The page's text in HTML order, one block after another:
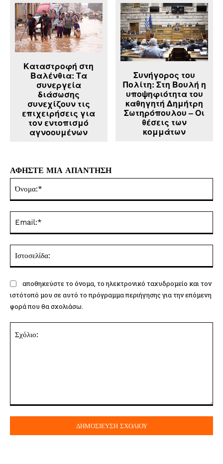
Καταστροφή στη
Βαλένθια: Τα
συνεργεία
διάσωσης
συνεχίζουν τις
επιχειρήσεις για
τον εντοπισμό
αγνοουμένων
Συνήγορος του
Πολίτη: Στη Βουλή η
υποψηφιότητα του
καθηγητή Δημήτρη
Σωτηρόπουλου – Οι
θέσεις των
κομμάτων
ΑΦΗΣΤΕ ΜΙΑ ΑΠΑΝΤΗΣΗ
αποθηκεύστε το όνομα, το ηλεκτρονικό ταχυδρομείο και τον
ιστότοπό μου σε αυτό το πρόγραμμα περιήγησης για την επόμενη
φορά που θα σχολιάσω.